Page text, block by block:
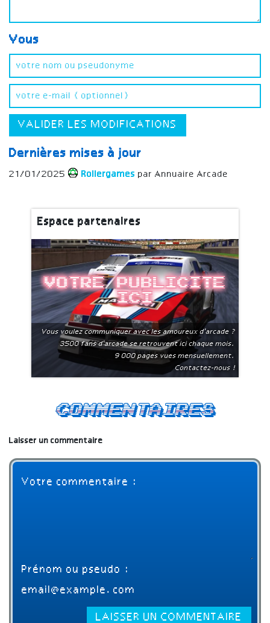
Vous
VALIDER LES MODIFICATIONS
Dernières mises à jour
21/01/2025 Rollergames par Annuaire Arcade
Espace partenaires
Votre publicite
ici
Vous voulez communiquer avec les amoureux d'arcade ?
3500 fans d'arcade se retrouvent ici chaque mois.
9 000 pages vues mensuellement.
Contactez-nous !
Commentaires
Laisser un commentaire